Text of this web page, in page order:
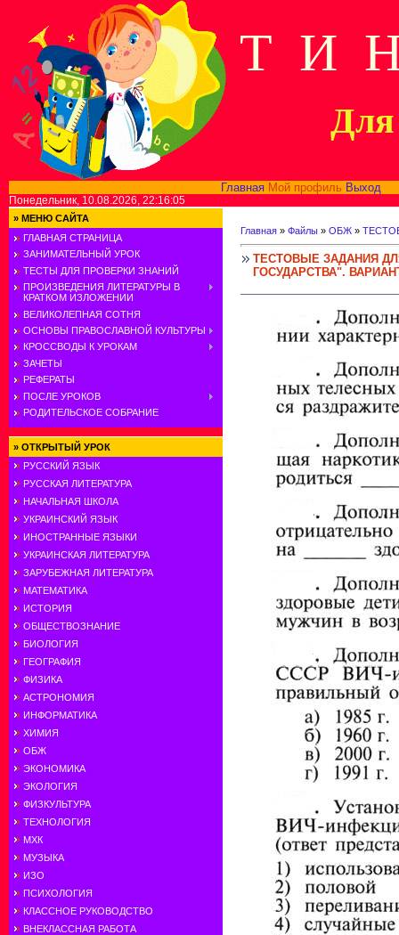
Т И
Для
Главная Мой профиль Выход
Понедельник, 10.08.2026, 22:16:05
» МЕНЮ САЙТА
ГЛАВНАЯ СТРАНИЦА
ЗАНИМАТЕЛЬНЫЙ УРОК
ТЕСТЫ ДЛЯ ПРОВЕРКИ ЗНАНИЙ
ПРОИЗВЕДЕНИЯ ЛИТЕРАТУРЫ В
КРАТКОМ ИЗЛОЖЕНИИ
ВЕЛИКОЛЕПНАЯ СОТНЯ
ОСНОВЫ ПРАВОСЛАВНОЙ КУЛЬТУРЫ
КРОССВОДЫ К УРОКАМ
ЗАЧЕТЫ
РЕФЕРАТЫ
ПОСЛЕ УРОКОВ
РОДИТЕЛЬСКОЕ СОБРАНИЕ
» ОТКРЫТЫЙ УРОК
РУССКИЙ ЯЗЫК
РУССКАЯ ЛИТЕРАТУРА
НАЧАЛЬНАЯ ШКОЛА
УКРАИНСКИЙ ЯЗЫК
ИНОСТРАННЫЕ ЯЗЫКИ
УКРАИНСКАЯ ЛИТЕРАТУРА
ЗАРУБЕЖНАЯ ЛИТЕРАТУРА
МАТЕМАТИКА
ИСТОРИЯ
ОБЩЕСТВОЗНАНИЕ
БИОЛОГИЯ
ГЕОГРАФИЯ
ФИЗИКА
АСТРОНОМИЯ
ИНФОРМАТИКА
ХИМИЯ
ОБЖ
ЭКОНОМИКА
ЭКОЛОГИЯ
ФИЗКУЛЬТУРА
ТЕХНОЛОГИЯ
МХК
МУЗЫКА
ИЗО
ПСИХОЛОГИЯ
КЛАССНОЕ РУКОВОДСТВО
ВНЕКЛАССНАЯ РАБОТА
Главная » Файлы » ОБЖ »
ТЕСТОВЫЕ ЗАДАНИЯ
ГОСУДАРСТВА".